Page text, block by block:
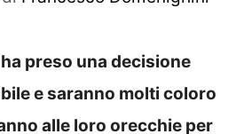
preso una decisione
e saranno molti coloro
alle loro orecchie per